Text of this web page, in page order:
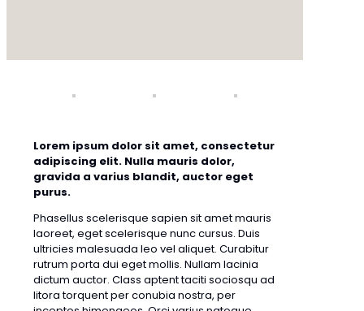
Lorem ipsum dolor sit amet, consectetur
adipiscing elit. Nulla mauris dolor,
gravida a varius blandit, auctor eget
purus.
Phasellus scelerisque sapien sit amet mauris
laoreet, eget scelerisque nunc cursus. Duis
ultricies malesuada leo vel aliquet. Curabitur
rutrum porta dui eget mollis. Nullam lacinia
dictum auctor. Class aptent taciti sociosqu ad
litora torquent per conubia nostra, per